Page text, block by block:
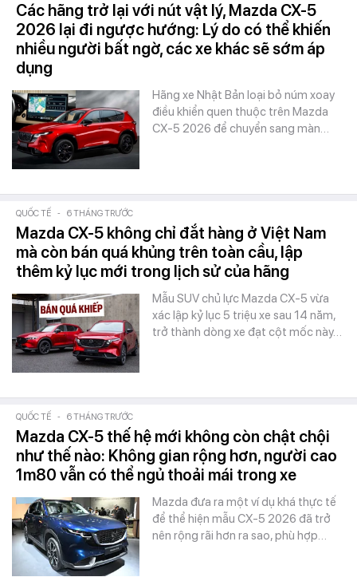
Các hãng trở lại với nút vật lý, Mazda CX-5
2026 lại đi ngược hướng: Lý do có thể khiến
nhiều người bất ngờ, các xe khác sẽ sớm áp
dụng
Hãng xe Nhật Bản loại bỏ núm xoay
điều khiển quen thuộc trên Mazda
CX-5 2026 để chuyển sang màn…
QUỐC TẾ - 6 THÁNG TRƯỚC
Mazda CX-5 không chỉ đắt hàng ở Việt Nam
mà còn bán quá khủng trên toàn cầu, lập
thêm kỷ lục mới trong lịch sử của hãng
Mẫu SUV chủ lực Mazda CX-5 vừa
xác lập kỷ lục 5 triệu xe sau 14 năm,
trở thành dòng xe đạt cột mốc này…
QUỐC TẾ - 6 THÁNG TRƯỚC
Mazda CX-5 thế hệ mới không còn chật chội
như thế nào: Không gian rộng hơn, người cao
1m80 vẫn có thể ngủ thoải mái trong xe
Mazda đưa ra một ví dụ khá thực tế
để thể hiện mẫu CX-5 2026 đã trở
nên rộng rãi hơn ra sao, phù hợp…